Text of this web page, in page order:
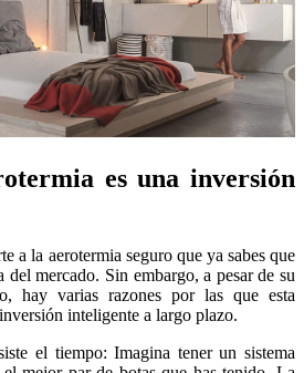
es una inversión
a la aerotermia seguro que ya sabes que
del mercado. Sin embargo, a pesar de su
hay varias razones por las que esta
inteligente a largo plazo.
el tiempo: Imagina tener un sistema